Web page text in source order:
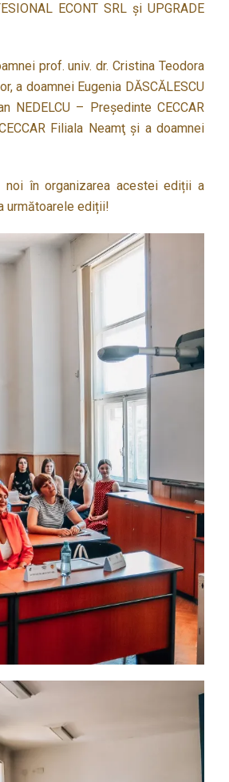
ECONT SRL şi UPGRADE
prof. univ. dr. Cristina Teodora
a doamnei Eugenia DĂSCĂLESCU
NEDELCU – Preşedinte CECCAR
Filiala Neamţ şi a doamnei
în organizarea acestei ediții a
următoarele ediții!